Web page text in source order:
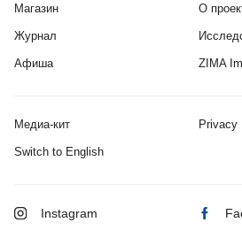
Магазин
Журнал
Афиша
О
ZIMA
Медиа-кит Privacy
Switch to English
Instagram